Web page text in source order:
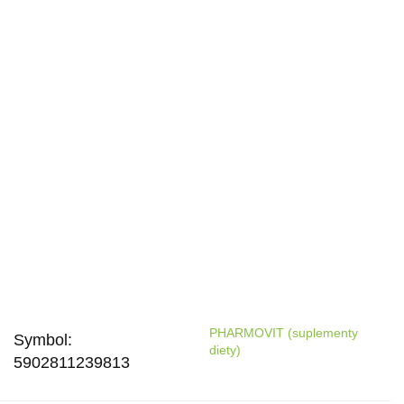
Symbol:
5902811239813
PHARMOVIT (suplementy
diety)